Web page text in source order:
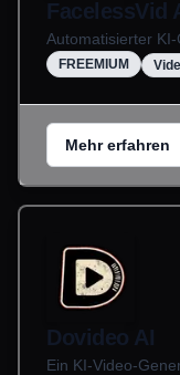
FacelessVid
Automatisierter
FREEMIUM
Mehr erfahren
Dovideo AI
Ein KI-Video-